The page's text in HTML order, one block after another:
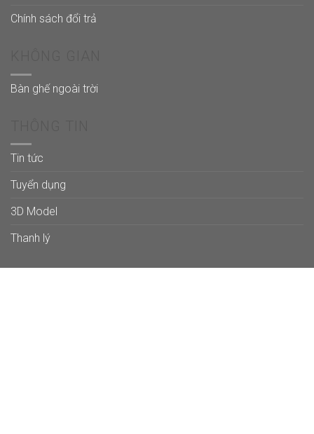
Chính sách đổi trả
Bàn ghế ngoài trời
Tin tức
Tuyển dụng
3D Model
Thanh lý